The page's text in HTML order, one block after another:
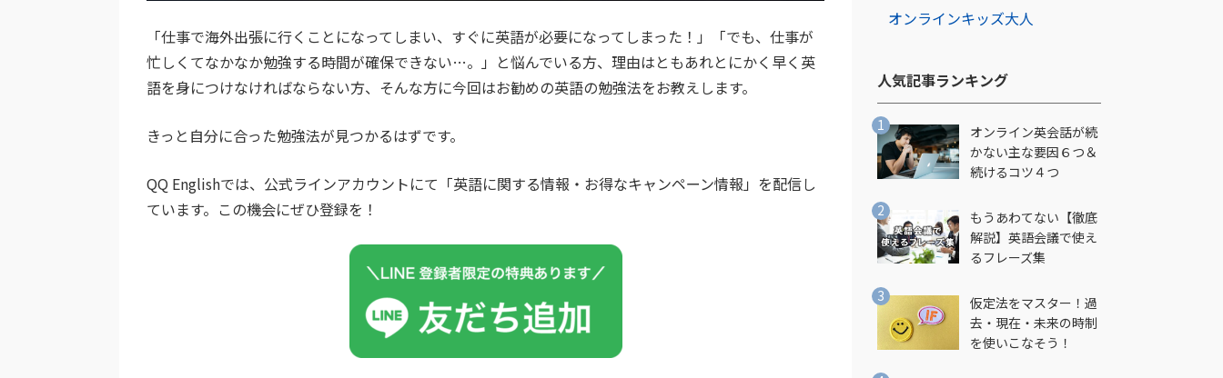
「仕事で海外出張に行くことになってしまい、すぐに英語が必要になってしまった！」「でも、仕事が
忙しくてなかなか勉強する時間が確保できない…。」と悩んでいる方、理由はともあれとにかく早く英
語を身につけなければならない方、そんな方に今回はお勧めの英語の勉強法をお教えします。
きっと自分に合った勉強法が見つかるはずです。
QQ Englishでは、公式ラインアカウントにて「英語に関する情報・お得なキャンペーン情報」を配信し
ています。この機会にぜひ登録を！
オンラインキッズ大人
人気記事ランキング​
オンライン英会話が続
かない主な要因６つ＆
続けるコツ４つ
もうあわてない【徹底
解説】英語会議で使え
るフレーズ集
仮定法をマスター！過
去・現在・未来の時制
を使いこなそう！